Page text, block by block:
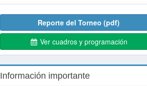
Reporte del Torneo (pdf)
Ver cuadros y programación
Información importante